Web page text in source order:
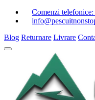
Comenzi telefonice:
Blog Returnare Livrare